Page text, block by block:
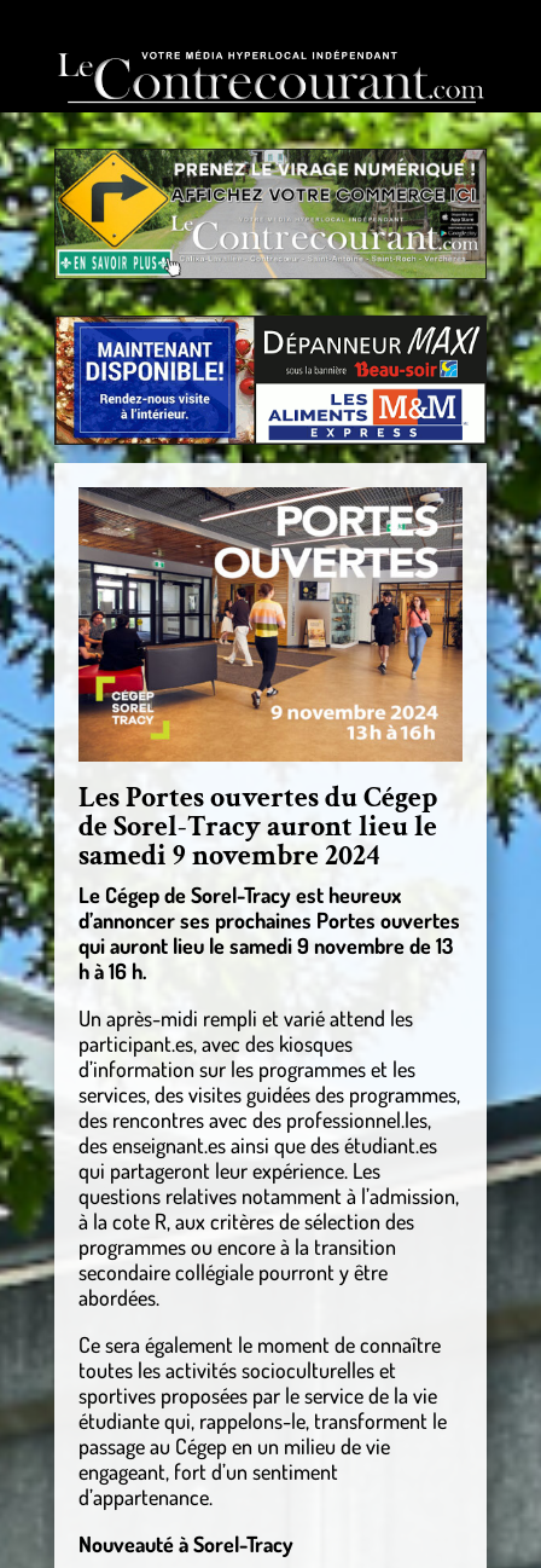
Les Portes ouvertes du Cégep
de Sorel-Tracy auront lieu le
samedi 9 novembre 2024
Le Cégep de Sorel-Tracy est heureux
d’annoncer ses prochaines Portes ouvertes
qui auront lieu le samedi 9 novembre de 13
h à 16 h.
Un après-midi rempli et varié attend les
participant.es, avec des kiosques
d’information sur les programmes et les
services, des visites guidées des programmes,
des rencontres avec des professionnel.les,
des enseignant.es ainsi que des étudiant.es
qui partageront leur expérience. Les
questions relatives notamment à l’admission,
à la cote R, aux critères de sélection des
programmes ou encore à la transition
secondaire collégiale pourront y être
abordées.
Ce sera également le moment de connaître
toutes les activités socioculturelles et
sportives proposées par le service de la vie
étudiante qui, rappelons-le, transforment le
passage au Cégep en un milieu de vie
engageant, fort d’un sentiment
d’appartenance.
Nouveauté à Sorel-Tracy